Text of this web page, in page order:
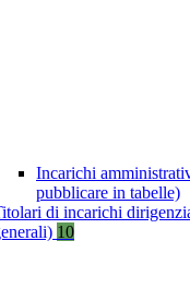
Incarichi
pubblicare in tabelle)
di incarichi
10